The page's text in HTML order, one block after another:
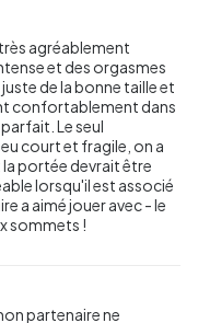
agréablement
et des orgasmes
de la bonne taille et
confortablement dans
Le seul
court et fragile, on a
portée devrait être
lorsqu'il est associé
a aimé jouer avec - le
sommets !
partenaire ne